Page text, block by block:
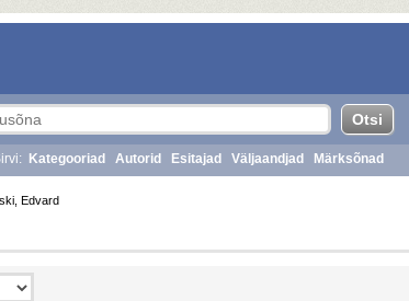
Kategooriad Autorid Esitajad Väljaandjad Märksõnad
Edvard